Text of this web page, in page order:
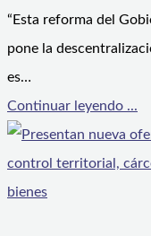
“Esta reforma del
pone la
es…
Continuar leyendo ...